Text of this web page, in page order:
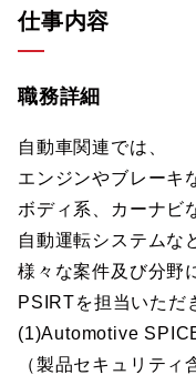
仕事内容
職務詳細
自動車関連では、
エンジンやブレーキ
ボディ系、カーナビ
自動運転システムな
様々な案件及び分野
PSIRTを担当いただ
(1)Automotive
（製品セキュリテ